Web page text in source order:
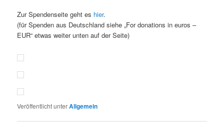
Zur Spendenseite geht es hier.
(für Spenden aus Deutschland siehe „For donations in euros –
EUR“ etwas weiter unten auf der Seite)
Veröffentlicht unterAllgemein